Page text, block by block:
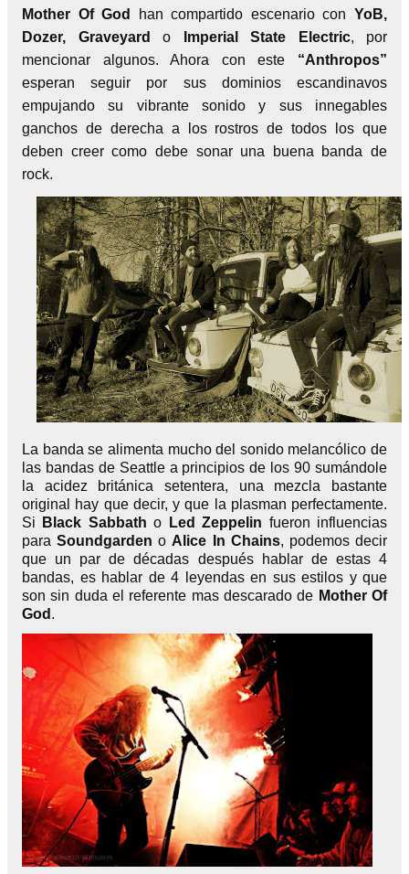
Mother Of God
han compartido escenario conYoB,
Dozer, Graveyard
o Imperial State Electric, por
mencionar algunos. Ahora con este “Anthropos”
esperan seguir por sus dominios escandinavos
empujando su vibrante sonido y sus innegables
ganchos de derecha a los rostros de todos los que
deben creer como debe sonar una buena banda de
rock.
La banda se alimenta mucho del sonido melancólico de
las bandas de Seattle a principios de los 90 sumándole
la acidez británica setentera, una mezcla bastante
original hay que decir, y que la plasman perfectamente.
Si
Black Sabbath o Led Zeppelin fueron influencias
paraSoundgarden o Alice In Chains, podemos decir
que un par de décadas después hablar de estas 4
bandas, es hablar de 4 leyendas en sus estilos y que
son sin duda el referente mas descarado de Mother Of
God .